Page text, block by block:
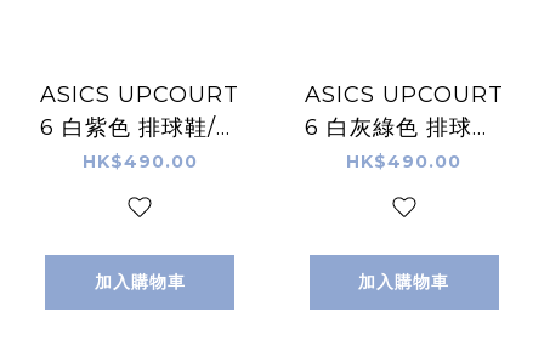
ASICS UPCOURT
6 白紫色 排球鞋/羽
毛球鞋/手球鞋
HK$490.00
加入購物車
ASICS UPCOURT
6 白灰綠色 排球鞋/
羽毛球鞋/手球鞋
HK$490.00
加入購物車